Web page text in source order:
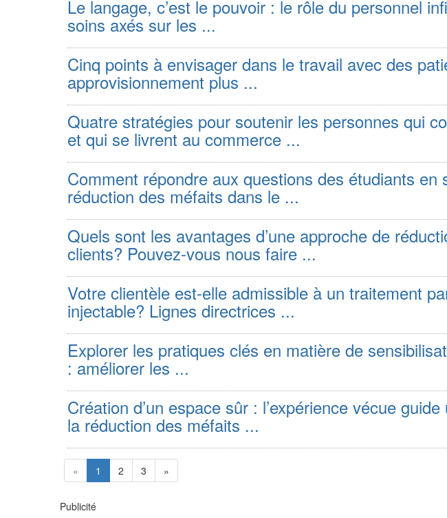
Le langage, c’est le pouvoir : le rôle du personnel
soins axés sur les ...
Cinq points à envisager dans le travail avec des
approvisionnement plus ...
Quatre stratégies pour soutenir les personnes qui
et qui se livrent au commerce ...
Comment répondre aux questions des étudiants en
réduction des méfaits dans le ...
Quels sont les avantages d’une approche de
clients? Pouvez-vous nous faire ...
Votre clientèle est-elle admissible à un traitement
injectable? Lignes directrices ...
Explorer les pratiques clés en matière de
: améliorer les ...
Création d’un espace sûr : l’expérience vécue
la réduction des méfaits ...
« 1 2 3 »
Publicité